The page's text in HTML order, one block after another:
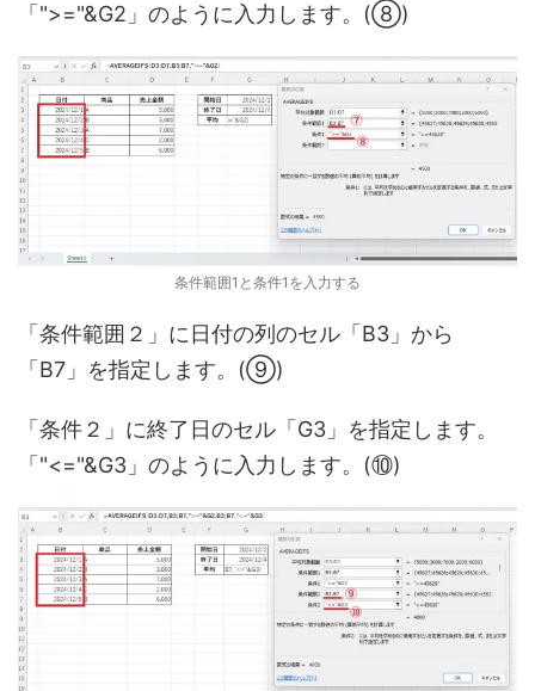
「">="&G2」のように入力します。(⑧)
条件範囲1と条件1を入力する
「条件範囲２」に日付の列のセル「B3」から
「B7」を指定します。(⑨)
「条件２」に終了日のセル「G3」を指定します。
「"<="&G3」のように入力します。(⑩)